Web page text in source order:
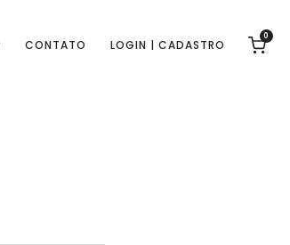
CONTATO LOGIN | CADASTRO
0